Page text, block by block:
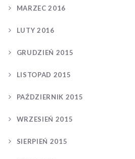
MARZEC 2016
LUTY 2016
GRUDZIEŃ 2015
LISTOPAD 2015
PAŹDZIERNIK 2015
WRZESIEŃ 2015
SIERPIEŃ 2015